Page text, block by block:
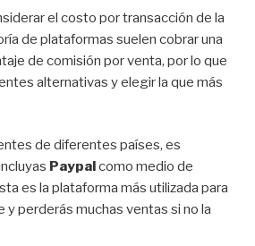
el costo por transacción de la
de plataformas suelen cobrar una
de comisión por venta, por lo que
alternativas y elegir la que más
de diferentes países, es
Paypalcomo medio de
es la plataforma más utilizada para
y perderás muchas ventas si no la